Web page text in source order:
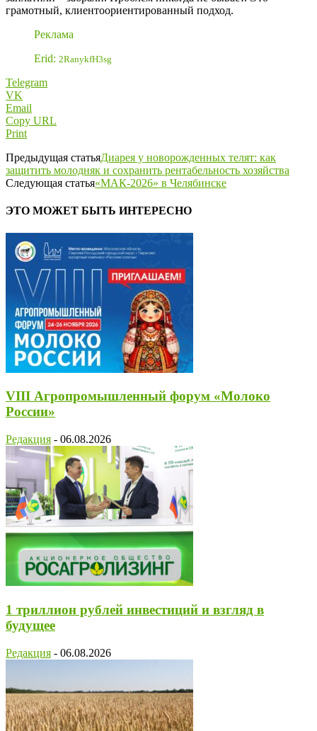
грамотный, клиентоориентированный подход.
Реклама
Erid: 2RanykfH3sg
Telegram
VK
Email
Copy URL
Print
Предыдущая статьяДиарея у новорожденных телят: как
защитить молодняк и сохранить рентабельность хозяйства
Следующая статья«МАК-2026» в Челябинске
ЭТО МОЖЕТ БЫТЬ ИНТЕРЕСНО
VIII Агропромышленный форум «Молоко
России»
Редакция - 06.08.2026
1 триллион рублей инвестиций и взгляд в
будущее
Редакция - 06.08.2026